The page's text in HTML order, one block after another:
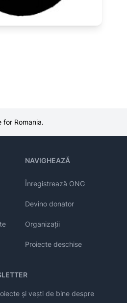
for Romania.
NAVIGHEAZĂ
Înregistrează ONG
Devino donator
Organizații
Proiecte deschise
și vești de bine despre